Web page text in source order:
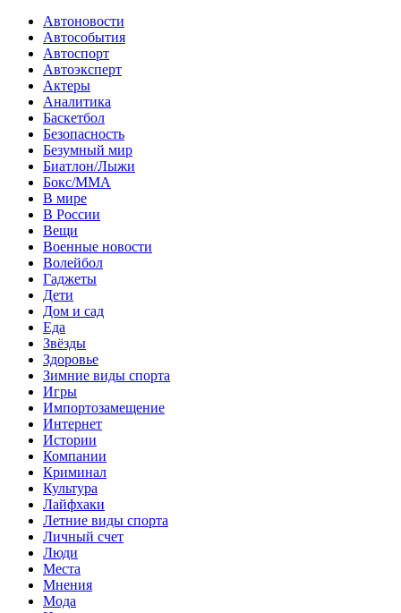
Автоновости
Автособытия
Автоспорт
Автоэксперт
Актеры
Аналитика
Баскетбол
Безопасность
Безумный мир
Биатлон/Лыжи
Бокс/MMA
В мире
В России
Вещи
Военные новости
Волейбол
Гаджеты
Дети
Дом и сад
Еда
Звёзды
Здоровье
Зимние виды спорта
Игры
Импортозамещение
Интернет
Истории
Компании
Криминал
Культура
Лайфхаки
Летние виды спорта
Личный счет
Люди
Места
Мнения
Мода